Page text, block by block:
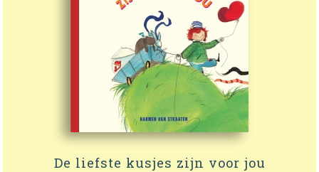
De liefste kusjes zijn voor jou